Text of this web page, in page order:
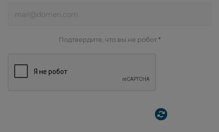
Подтвердите, что вы не робот *